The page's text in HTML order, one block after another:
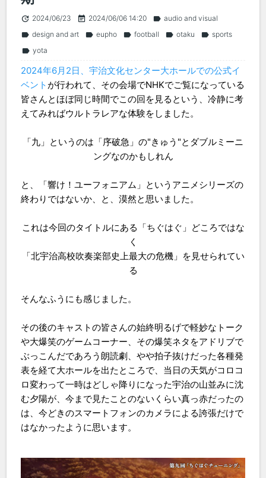
update 2024/06/23 event_note 2024/06/06 14:20 label audio and visual
label design and art label eupho label football label otaku label sports
label yota
2024年6月2日、宇治文化センター大ホールでの公式イ
ベント が行われて、その会場でNHKでご覧になっている
皆さんとほぼ同じ時間でこの回を見るという、冷静に考
えてみればウルトラレアな体験をしました。
「九」というのは「序破急」の"きゅう"とダブルミーニ
ングなのかもしれん
と、「響け！ユーフォニアム」というアニメシリーズの
終わりではないか、と、漠然と思いました。
これは今回のタイトルにある「ちぐはぐ」どころではな
く
「北宇治高校吹奏楽部史上最大の危機」を見せられてい
る
そんなふうにも感じました。
その後のキャストの皆さんの始終明るげで軽妙なトーク
や大爆笑のゲームコーナー、その爆笑ネタをアドリブで
ぶっこんだであろう朗読劇、やや拍子抜けだった各種発
表を経て大ホールを出たところで、当日の天気がコロコ
ロ変わって一時はどしゃ降りになった宇治の山並みに沈
む夕陽が、今まで見たことのないくらい真っ赤だったの
は、今どきのスマートフォンのカメラによる誇張だけで
はなかったように思います。